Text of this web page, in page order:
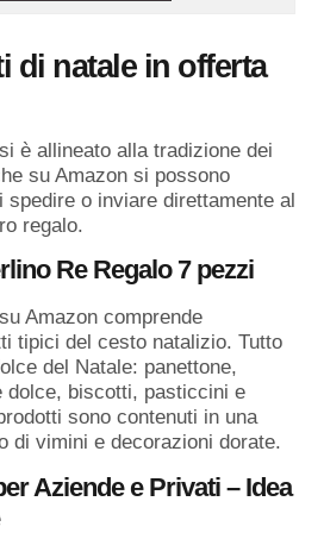
di natale in offerta
è allineato alla tradizione dei
su Amazon si possono
o inviare direttamente al
regalo.
Re Regalo 7 pezzi
Amazon comprende
tipici del cesto natalizio. Tutto
del Natale: panettone,
dolce, biscotti, pasticcini e
sono contenuti in una
di vimini e decorazioni dorate.
Aziende e Privati – Idea